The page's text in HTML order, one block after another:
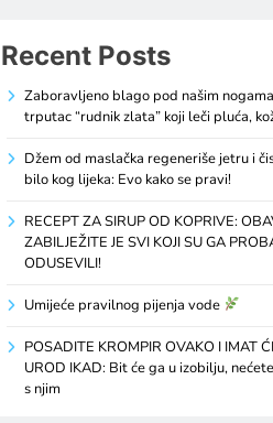
Recent Posts
Zaboravljeno blago pod našim
trputac “rudnik zlata” koji leči pluća,
Džem od maslačka regeneriše jetru i
bilo kog lijeka: Evo kako se pravi!
RECEPT ZA SIRUP OD KOPRIVE:
ZABILJEŽITE JE SVI KOJI SU GA
ODUSEVILI!
Umijeće pravilnog pijenja vode
POSADITE KROMPIR OVAKO I IMAT
UROD IKAD: Bit će ga u izobilju,
s njim